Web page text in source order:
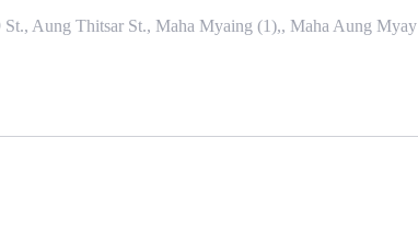
Aung Thitsar St., Maha Myaing (1),, Maha Aung Myay